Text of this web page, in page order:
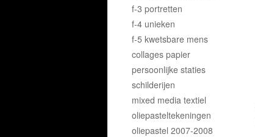
f-3 portretten
f-4 unieken
f-5 kwetsbare mens
collages papier
persoonlijke staties
schilderijen
mixed media textiel
oliepasteltekeningen
oliepastel 2007-2008